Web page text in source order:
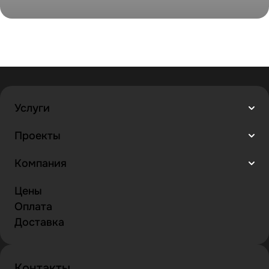
Услуги
Проекты
Компания
Цены
Оплата
Доставка